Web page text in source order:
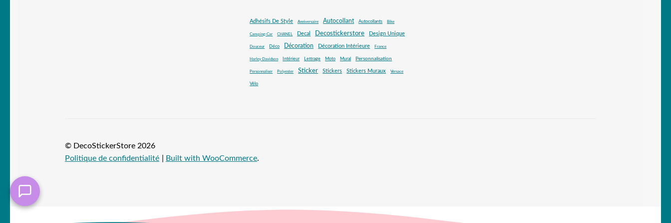
Adhésifs De Style Anniversaire Autocollant Autocollants Bike
Camping-Car CHANEL Decal Decostickerstore Design Unique
Douceur Déco Décoration Décoration Intérieure France
Harley Davidson Intérieur Lettrage Moto Mural Personnalisation
Personnaliser Polyester Sticker Stickers Stickers Muraux Versace
Vélo
© DecoStickerStore 2026
Politique de confidentialité
Built with WooCommerce.